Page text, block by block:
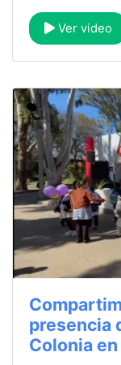
Ver video
presencia
Colonia